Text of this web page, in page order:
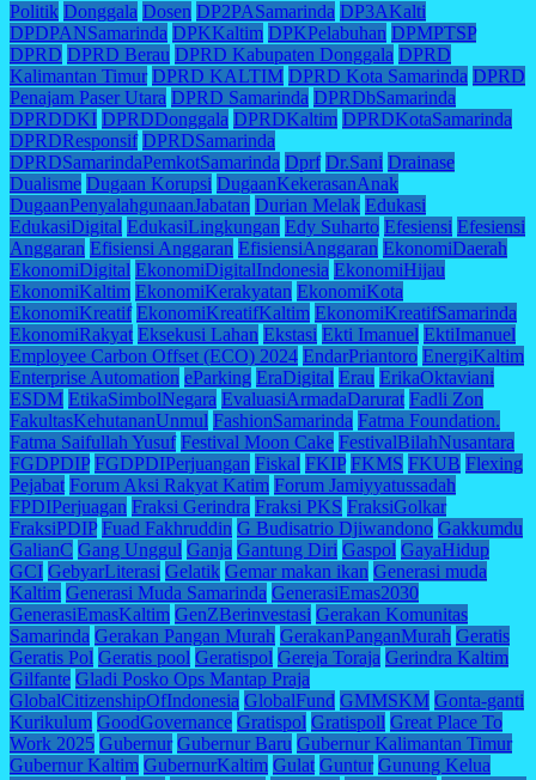
Politik Donggala Dosen DP2PASamarinda DP3AKalti
DPDPANSamarinda DPKKaltim DPKPelabuhan DPMPTSP
DPRD DPRD Berau DPRD Kabupaten Donggala DPRD
Kalimantan Timur DPRD KALTIM DPRD Kota Samarinda DPRD
Penajam Paser Utara DPRD Samarinda DPRDbSamarinda
DPRDDKI DPRDDonggala DPRDKaltim DPRDKotaSamarinda
DPRDResponsif DPRDSamarinda
DPRDSamarindaPemkotSamarinda Dprf Dr.Sani Drainase
Dualisme Dugaan Korupsi DugaanKekerasanAnak
DugaanPenyalahgunaanJabatan Durian Melak Edukasi
EdukasiDigital EdukasiLingkungan Edy Suharto Efesiensi Efesiensi
Anggaran Efisiensi Anggaran EfisiensiAnggaran EkonomiDaerah
EkonomiDigital EkonomiDigitalIndonesia EkonomiHijau
EkonomiKaltim EkonomiKerakyatan EkonomiKota
EkonomiKreatif EkonomiKreatifKaltim EkonomiKreatifSamarinda
EkonomiRakyat Eksekusi Lahan Ekstasi Ekti Imanuel EktiImanuel
Employee Carbon Offset (ECO) 2024 EndarPriantoro EnergiKaltim
Enterprise Automation eParking EraDigital Erau ErikaOktaviani
ESDM EtikaSimbolNegara EvaluasiArmadaDarurat Fadli Zon
FakultasKehutananUnmul FashionSamarinda Fatma Foundation.
Fatma Saifullah Yusuf Festival Moon Cake FestivalBilahNusantara
FGDPDIP FGDPDIPerjuangan Fiskal FKIP FKMS FKUB Flexing
Pejabat Forum Aksi Rakyat Katim Forum Jamiyyatussadah
FPDIPerjuagan Fraksi Gerindra Fraksi PKS FraksiGolkar
FraksiPDIP Fuad Fakhruddin G Budisatrio Djiwandono Gakkumdu
GalianC Gang Unggul Ganja Gantung Diri Gaspol GayaHidup
GCI GebyarLiterasi Gelatik Gemar makan ikan Generasi muda
Kaltim Generasi Muda Samarinda GenerasiEmas2030
GenerasiEmasKaltim GenZBerinvestasi Gerakan Komunitas
Samarinda Gerakan Pangan Murah GerakanPanganMurah Geratis
Geratis Pol Geratis pool Geratispol Gereja Toraja Gerindra Kaltim
Gilfante Gladi Posko Ops Mantap Praja
GlobalCitizenshipOfIndonesia GlobalFund GMMSKM Gonta-ganti
Kurikulum GoodGovernance Gratispol Gratispoll Great Place To
Work 2025 Gubernur Gubernur Baru Gubernur Kalimantan Timur
Gubernur Kaltim GubernurKaltim Gulat Guntur Gunung Kelua